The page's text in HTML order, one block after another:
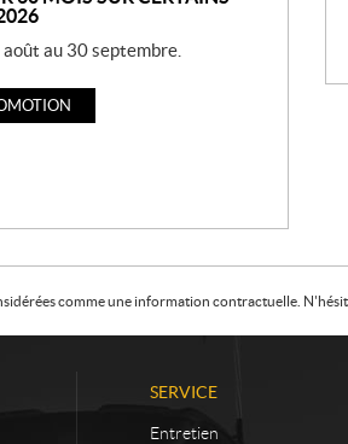
au 30 septembre.
comme une information contractuelle.
SERVICE
Entretien